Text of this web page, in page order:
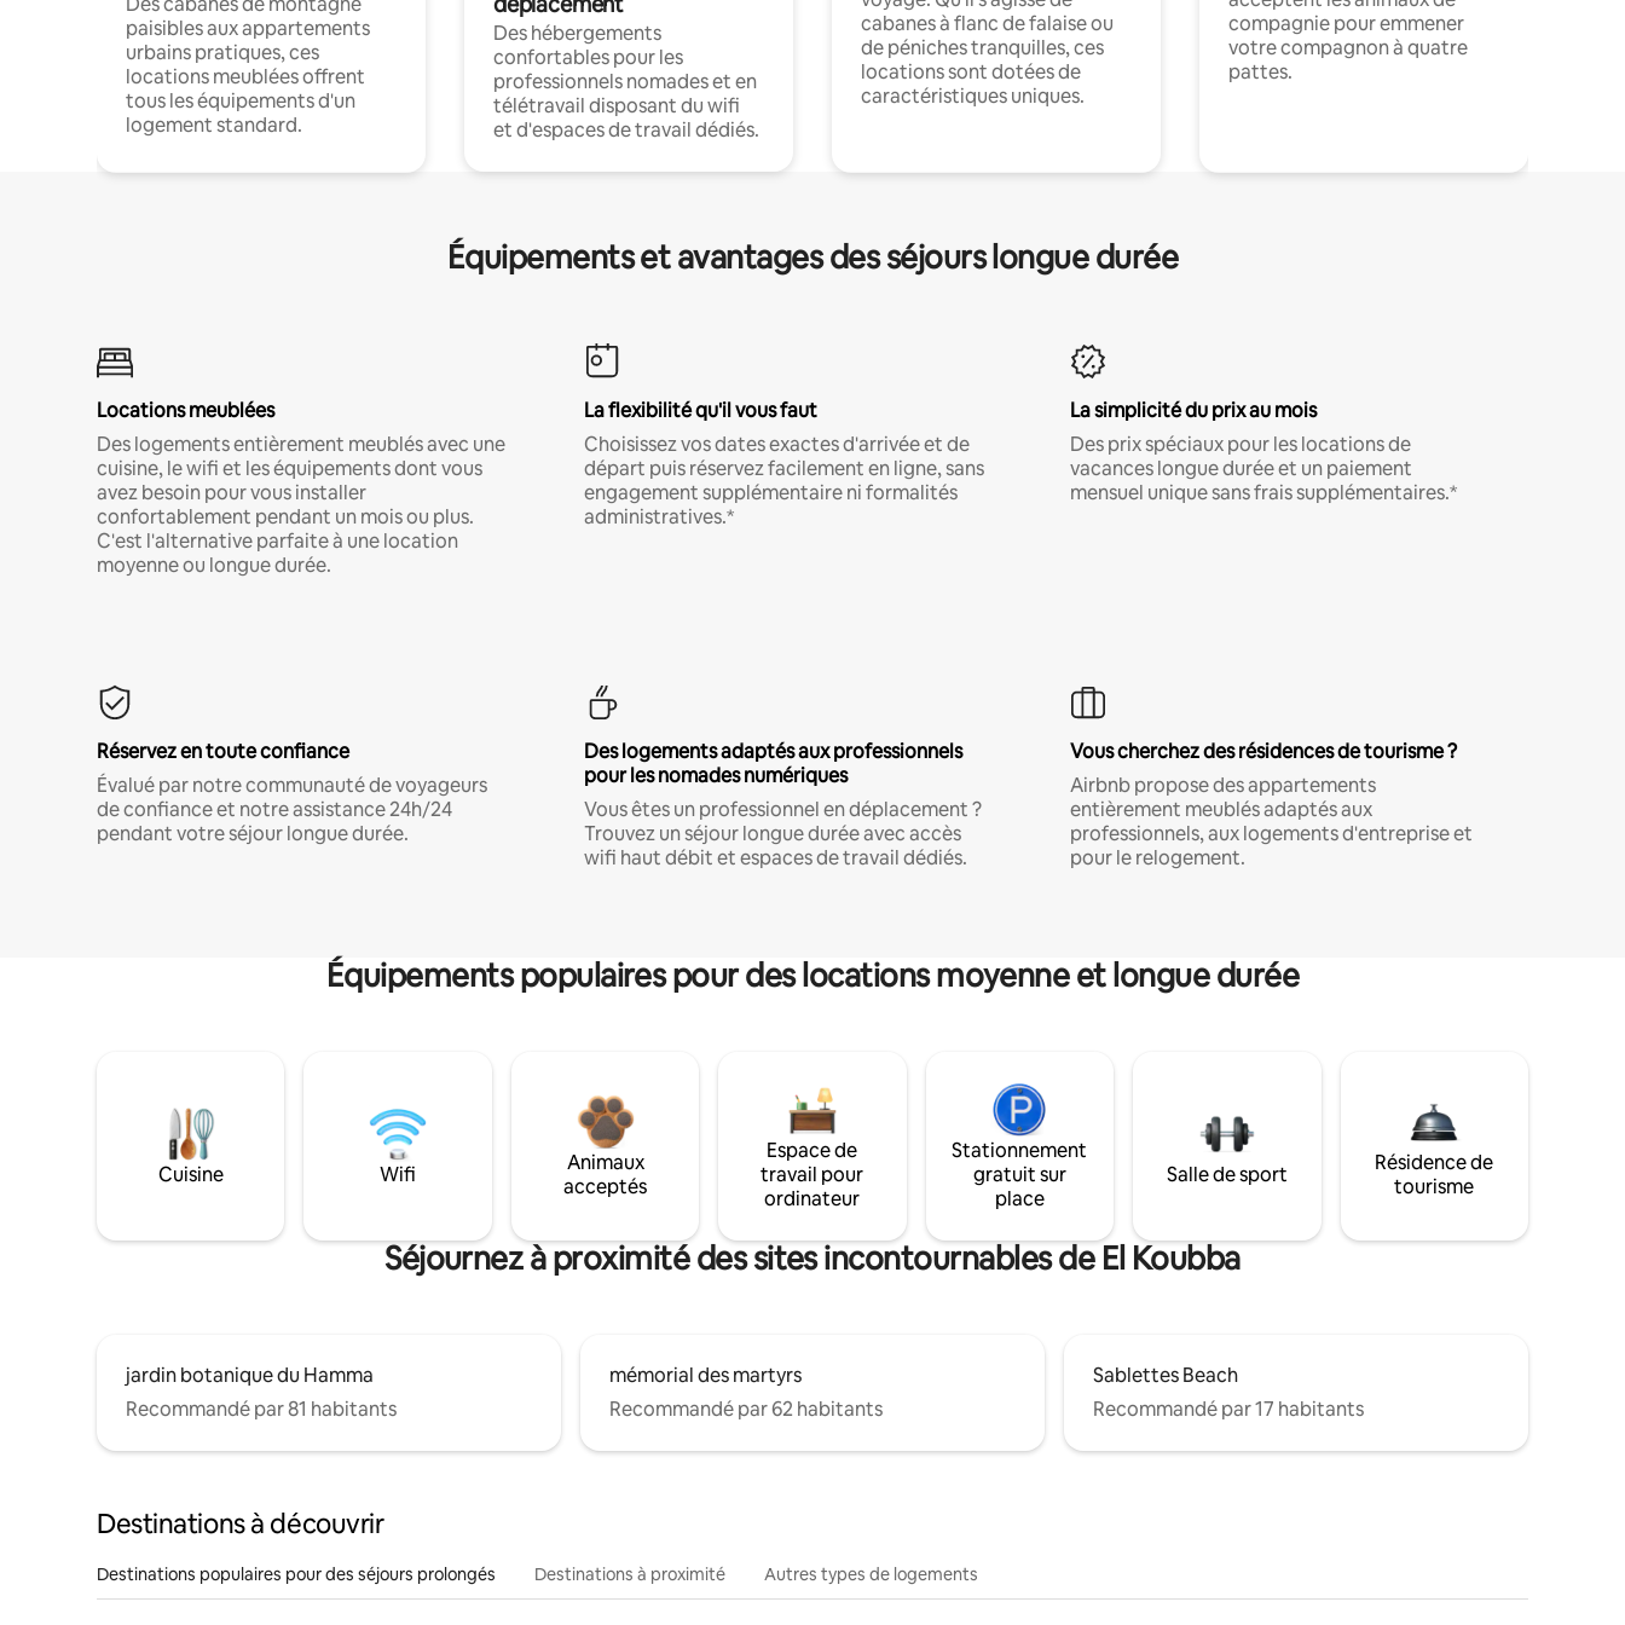
paisibles aux appartements
urbains pratiques, ces
locations meublées offrent
tous les équipements d'un
logement standard.
Des hébergements
confortables pour les
professionnels nomades et en
télétravail disposant du wifi
et d'espaces de travail dédiés.
cabanes à flanc de falaise ou
de péniches tranquilles, ces
locations sont dotées de
caractéristiques uniques.
compagnie pour emmener
votre compagnon à quatre
pattes.
Équipements et avantages des séjours longue durée
Locations meublées
Des logements entièrement meublés avec une
cuisine, le wifi et les équipements dont vous
avez besoin pour vous installer
confortablement pendant un mois ou plus.
C'est l'alternative parfaite à une location
moyenne ou longue durée.
La flexibilité qu'il vous faut
Choisissez vos dates exactes d'arrivée et de
départ puis réservez facilement en ligne, sans
engagement supplémentaire ni formalités
administratives.*
La simplicité du prix au mois
Des prix spéciaux pour les locations de
vacances longue durée et un paiement
mensuel unique sans frais supplémentaires.*
Réservez en toute confiance
Évalué par notre communauté de voyageurs
de confiance et notre assistance 24h/24
pendant votre séjour longue durée.
Des logements adaptés aux professionnels
pour les nomades numériques
Vous êtes un professionnel en déplacement ?
Trouvez un séjour longue durée avec accès
wifi haut débit et espaces de travail dédiés.
Vous cherchez des résidences de tourisme ?
Airbnb propose des appartements
entièrement meublés adaptés aux
professionnels, aux logements d'entreprise et
pour le relogement.
Équipements populaires pour des locations moyenne et longue durée
Cuisine Wifi
Animaux
acceptés
Espace de
travail pour
ordinateur
Stationnement
gratuit sur
place
Salle de sport
Résidence de
tourisme
Séjournez à proximité des sites incontournables de El Koubba
jardin botanique du Hamma
Recommandé par 81 habitants
mémorial des martyrs
Recommandé par 62 habitants
Sablettes Beach
Recommandé par 17 habitants
Destinations à découvrir
Destinations populaires pour des séjours prolongés Destinations à proximité Autres types de logements